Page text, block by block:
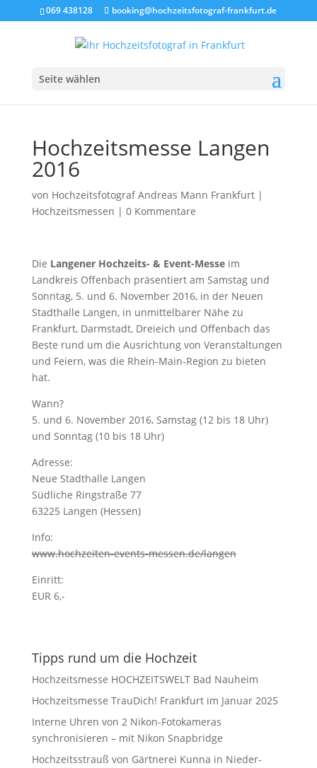
069 438128 booking@hochzeitsfotograf-frankfurt.de
Seite wählen
Hochzeitsmesse Langen
2016
von Hochzeitsfotograf Andreas Mann Frankfurt|
Hochzeitsmessen | 0 Kommentare
Die Langener Hochzeits- & Event-Messeim
Landkreis Offenbach präsentiert am Samstag und
Sonntag, 5. und 6. November 2016, in der Neuen
Stadthalle Langen, in unmittelbarer Nähe zu
Frankfurt, Darmstadt, Dreieich und Offenbach das
Beste rund um die Ausrichtung von Veranstaltungen
und Feiern, was die Rhein-Main-Region zu bieten
hat.
Wann?
5. und 6. November 2016, Samstag (12 bis 18 Uhr)
und Sonntag (10 bis 18 Uhr)
Adresse:
Neue Stadthalle Langen
Südliche Ringstraße 77
63225 Langen (Hessen)
Info:
www.hochzeiten-events-messen.de/langen
Einritt:
EUR 6,-
Tipps rund um die Hochzeit
Hochzeitsmesse HOCHZEITSWELT Bad Nauheim
Hochzeitsmesse TrauDich! Frankfurt im Januar 2025
Interne Uhren von 2 Nikon-Fotokameras
synchronisieren – mit Nikon Snapbridge
Hochzeitsstrauß von Gärtnerei Kunna in Nieder-